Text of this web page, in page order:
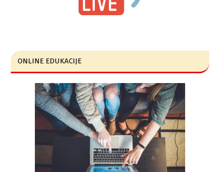
ONLINE EDUKACIJE